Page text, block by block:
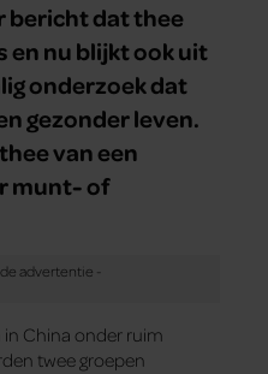
bericht dat thee
en nu blijkt ook uit
onderzoek dat
gezonder leven.
van een
munt- of
China onder ruim
twee groepen